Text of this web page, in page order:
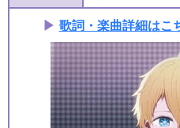
▶ 歌詞・楽曲詳細はこ